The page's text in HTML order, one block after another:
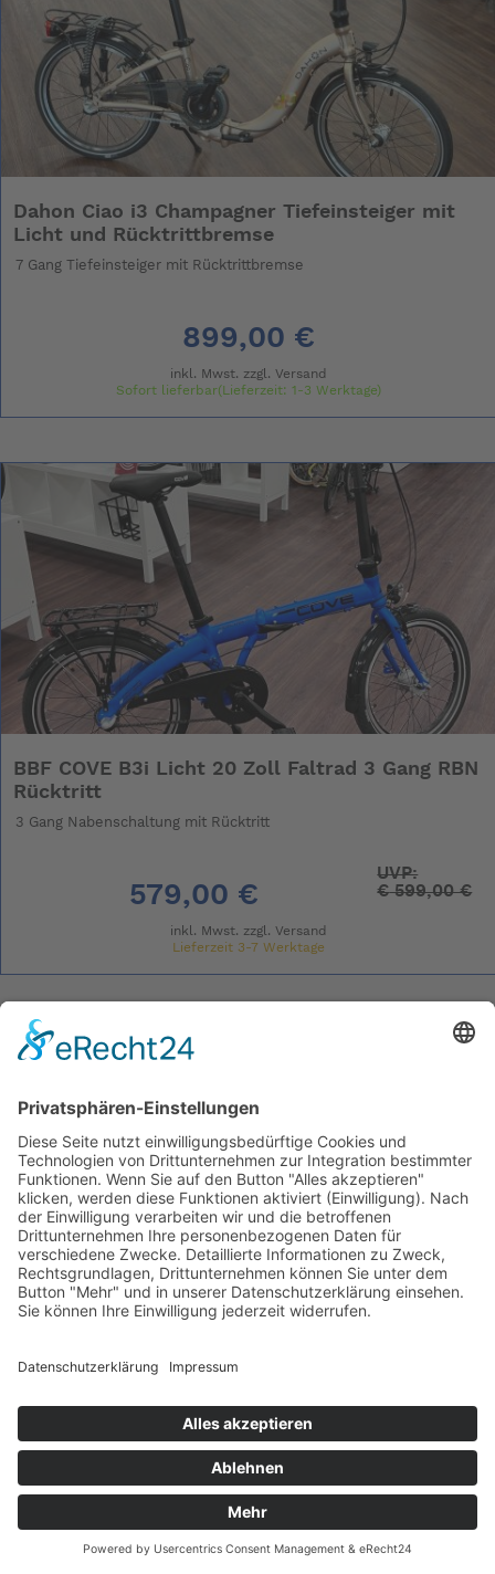
Dahon Ciao i3 Champagner Tiefeinsteiger mit
Licht und Rücktrittbremse
7 Gang Tiefeinsteiger mit Rücktrittbremse
899,00 €
inkl. Mwst. zzgl. Versand
Sofort lieferbar(Lieferzeit: 1-3 Werktage)
BBF COVE B3i Licht 20 Zoll Faltrad 3 Gang RBN
Rücktritt
3 Gang Nabenschaltung mit Rücktritt
579,00 €
UVP:
€599,00 €
inkl. Mwst. zzgl. Versand
Lieferzeit 3-7 Werktage
- 23%
Tern Link D7i ohne Licht Satin Steel Grey
889,00 €
€1.149,00 €
inkl. Mwst. zzgl.Versand
Sofort lieferbar(Lieferzeit: 1-3 Werktage)